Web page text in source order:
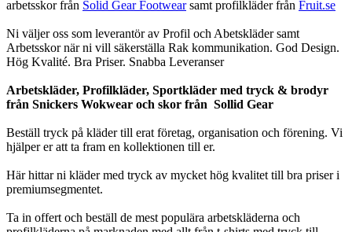
arbetsskor från Solid Gear Footwearsamt profilkläder från Fruit.se
Ni väljer oss som leverantör av Profil och Abetskläder samt
Arbetsskor när ni vill säkerställa Rak kommunikation. God Design.
Hög Kvalité. Bra Priser. Snabba Leveranser
Arbetskläder, Profilkläder, Sportkläder med tryck & brodyr
från Snickers Wokwear och skor från Sollid Gear
Beställ tryck på kläder till erat företag, organisation och förening. Vi
hjälper er att ta fram en kollektionen till er.
Här hittar ni kläder med tryck av mycket hög kvalitet till bra priser i
premiumsegmentet.
Ta in offert och beställ de mest populära arbetskläderna och